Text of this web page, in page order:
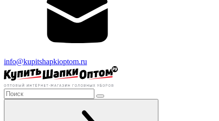
info@kupitshapkioptom.ru